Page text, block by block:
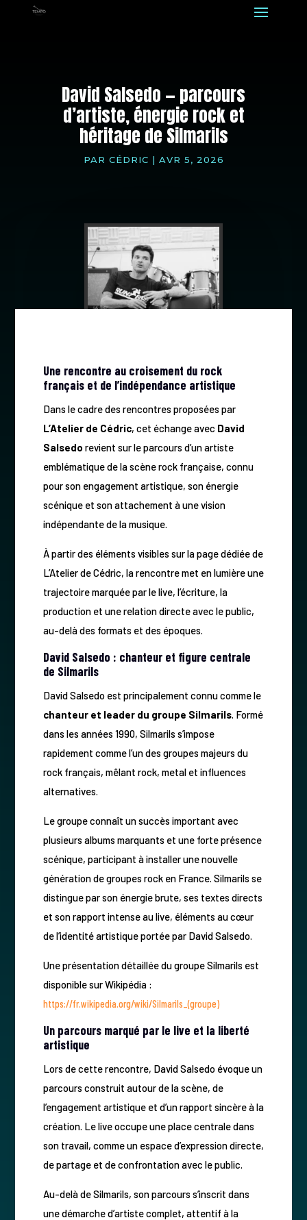
David Salsedo — parcours
d’artiste, énergie rock et
héritage de Silmarils
PAR CÉDRIC | AVR 5, 2026
Une rencontre au croisement du rock
français et de l’indépendance artistique
Dans le cadre des rencontres proposées par
L’Atelier de Cédric, cet échange avec David
Salsedo revient sur le parcours d’un artiste
emblématique de la scène rock française, connu
pour son engagement artistique, son énergie
scénique et son attachement à une vision
indépendante de la musique.
À partir des éléments visibles sur la page dédiée de
L’Atelier de Cédric, la rencontre met en lumière une
trajectoire marquée par le live, l’écriture, la
production et une relation directe avec le public,
au-delà des formats et des époques.
David Salsedo : chanteur et figure centrale
de Silmarils
David Salsedo est principalement connu comme le
chanteur et leader du groupe Silmarils. Formé
dans les années 1990, Silmarils s’impose
rapidement comme l’un des groupes majeurs du
rock français, mêlant rock, metal et influences
alternatives.
Le groupe connaît un succès important avec
plusieurs albums marquants et une forte présence
scénique, participant à installer une nouvelle
génération de groupes rock en France. Silmarils se
distingue par son énergie brute, ses textes directs
et son rapport intense au live, éléments au cœur
de l’identité artistique portée par David Salsedo.
Une présentation détaillée du groupe Silmarils est
disponible sur Wikipédia :
https://fr.wikipedia.org/wiki/Silmarils_(groupe)
Un parcours marqué par le live et la liberté
artistique
Lors de cette rencontre, David Salsedo évoque un
parcours construit autour de la scène, de
l’engagement artistique et d’un rapport sincère à la
création. Le live occupe une place centrale dans
son travail, comme un espace d’expression directe,
de partage et de confrontation avec le public.
Au-delà de Silmarils, son parcours s’inscrit dans
une démarche d’artiste complet, attentif à la